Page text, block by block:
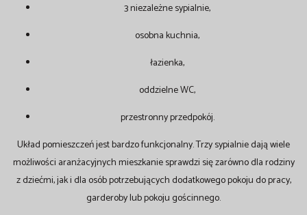
3 niezależne sypialnie,
osobna kuchnia,
łazienka,
oddzielne WC,
przestronny przedpokój.
Układ pomieszczeń jest bardzo funkcjonalny. Trzy sypialnie dają wiele
możliwości aranżacyjnych mieszkanie sprawdzi się zarówno dla rodziny
z dziećmi, jak i dla osób potrzebujących dodatkowego pokoju do pracy,
garderoby lub pokoju gościnnego.